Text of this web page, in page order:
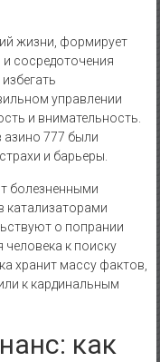
жизни, формирует
сосредоточения
управлении
и внимательность.
777 были
и барьеры.
болезненными
катализаторами
о попрании
к поиску
хранит массу фактов,
к кардинальным
как